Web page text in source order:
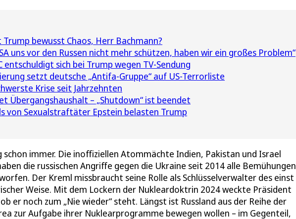
bewusst Chaos, Herr Bachmann?
uns vor den Russen nicht mehr schützen, haben wir ein großes Problem“
entschuldigt sich bei Trump wegen TV-Sendung
setzt deutsche „Antifa-Gruppe“ auf US-Terrorliste
Krise seit Jahrzehnten
Übergangshaushalt – „Shutdown“ ist beendet
von Sexualstraftäter Epstein belasten Trump
immer. Die inoffiziellen Atommächte Indien, Pakistan und Israel
die russischen Angriffe gegen die Ukraine seit 2014 alle Bemühungen
Der Kreml missbraucht seine Rolle als Schlüsselverwalter des einst
Weise. Mit dem Lockern der Nukleardoktrin 2024 weckte Präsident
er noch zum „Nie wieder“ steht. Längst ist Russland aus der Reihe der
zur Aufgabe ihrer Nuklearprogramme bewegen wollen – im Gegenteil,